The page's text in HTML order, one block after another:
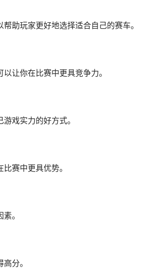
助玩家更好地选择适合自己的赛车。
让你在比赛中更具竞争力。
戏实力的好方式。
赛中更具优势。
。
分。